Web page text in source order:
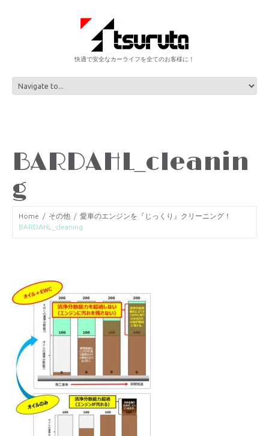
快適で安全なカーライフを全てのお客様に！
BARDAHL_cleanin
g
Home その他
愛車のエンジンを『じっくり』クリーニング！
BARDAHL_cleaning